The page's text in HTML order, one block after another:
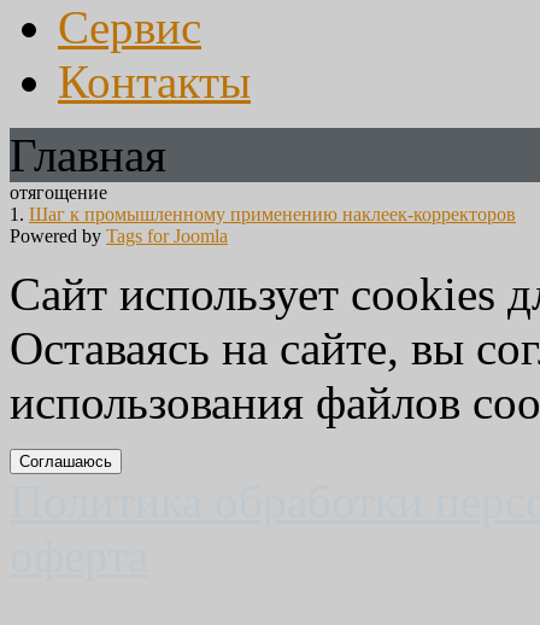
Сервис
Контакты
Главная
отягощение
1. Шаг к промышленному применению наклеек-корректоров
Powered by Tags for Joomla
Сайт использует cookies
Оставаясь на сайте, вы
использования файлов
Соглашаюсь